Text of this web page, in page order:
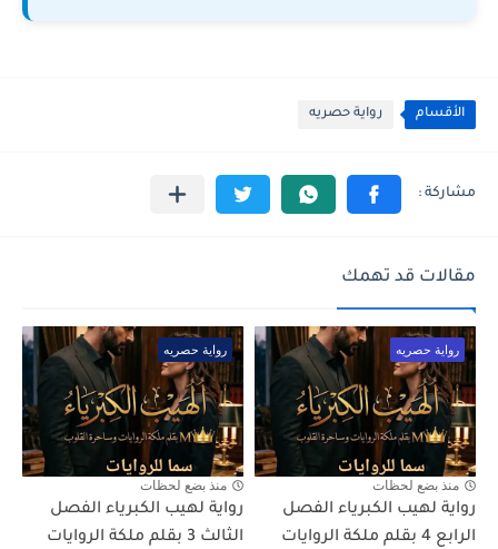
الأقسام رواية حصريه
مقالات قد تهمك
رواية حصريه
منذ بضع لحظات
رواية لهيب الكبرياء الفصل
الرابع 4 بقلم ملكة الروايات
رواية حصريه
منذ بضع لحظات
رواية لهيب الكبرياء الفصل
الثالث 3 بقلم ملكة الروايات